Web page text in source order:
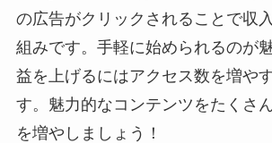
の広告がクリックされることで収
組みです。手軽に始められるのが
益を上げるにはアクセス数を増や
す。魅力的なコンテンツをたくさ
を増やしましょう！